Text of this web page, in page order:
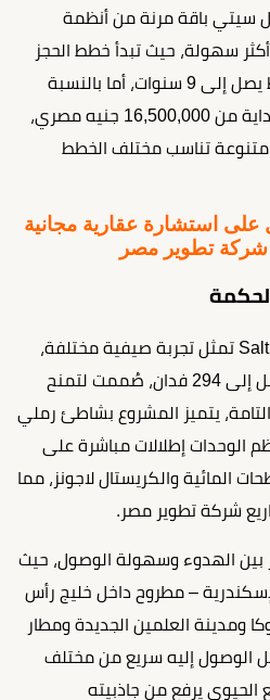
سيتي باقة مرنة من أنظمة
سهولة، حيث تبدأ خطط الحجز
بمقدم تعاقد 5% مع تقسيط يصل إلى 9 سنوات، أما بالنسبة
للأسعار فيأتي سعر الوحدة بداية من 16,500,000 جنيه مصري،
متنوعة تناسب مختلف الخطط
على استشارة عقارية مجانية
تطوير مصر
لا شك أن قرية Salt North Coast تمثل تجربة صيفية مختلفة،
تمتد على مساحة واسعة تصل إلى 294 فدان، صُممت لتمنح
يتميز المشروع بشاطئ رملي
يمنح معظم الوحدات إطلالات مباشرة على
المائية والكريستال لاجونز، مما
شركة تطوير مصر.
الهدوء وسهولة الوصول، حيث
185 طريق الإسكندرية – مطروح داخل خليج رأس
ومدينة العلمين الجديدة ومطار
الوصول إليه سريع من مختلف
الحيوي يرفع من جاذبيته